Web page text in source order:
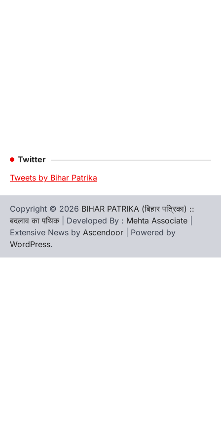
Twitter
Tweets by Bihar Patrika
Copyright © 2026 BIHAR PATRIKA (बिहार पत्रिका) ::
बदलाव का पथिक | Developed By : Mehta Associate
Extensive News by Ascendoor | Powered by
WordPress.